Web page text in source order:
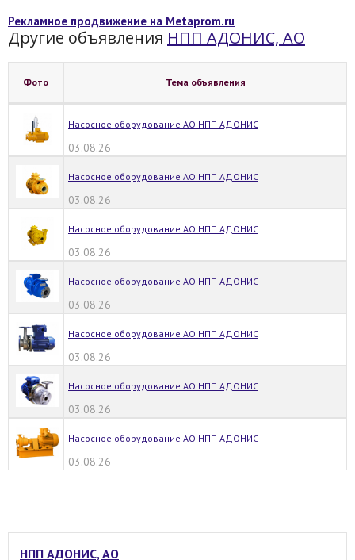
Рекламное продвижение на Metaprom.ru
Другие объявления НПП АДОНИС, АО
Фото Тема объявления
Насосное оборудование АО НПП АДОНИС
03.08.26
Насосное оборудование АО НПП АДОНИС
03.08.26
Насосное оборудование АО НПП АДОНИС
03.08.26
Насосное оборудование АО НПП АДОНИС
03.08.26
Насосное оборудование АО НПП АДОНИС
03.08.26
Насосное оборудование АО НПП АДОНИС
03.08.26
Насосное оборудование АО НПП АДОНИС
03.08.26
НПП АДОНИС, АО